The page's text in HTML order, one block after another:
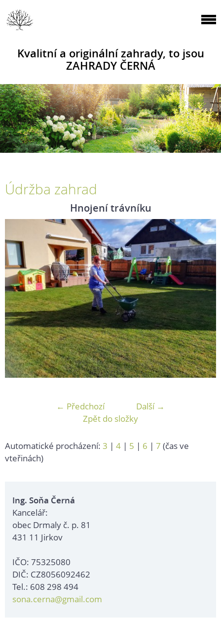
Kvalitní a originální zahrady, to jsou
ZAHRADY ČERNÁ
Údržba zahrad
Hnojení trávníku
← Předchozí
Další →
Zpět do složky
Automatické procházení: 3 | 4 | 5 | 6 | 7 (čas ve
vteřinách)
Ing. Soňa Černá
Kancelář:
obec Drmaly č. p. 81
431 11 Jirkov
IČO: 75325080
DIČ: CZ8056092462
Tel.: 608 298 494
sona.cerna@gmail.com